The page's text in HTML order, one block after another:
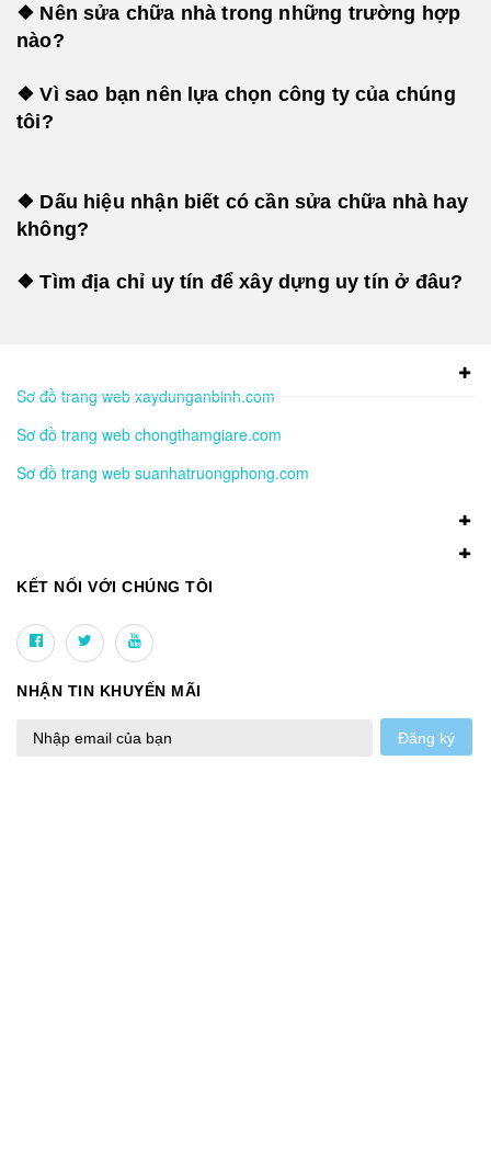
❖ Nên sửa chữa nhà trong những trường hợp
nào?
❖ Vì sao bạn nên lựa chọn công ty của chúng
tôi?
❖ Dấu hiệu nhận biết có cần sửa chữa nhà hay
không?
❖ Tìm địa chỉ uy tín để xây dựng uy tín ở đâu?
Sơ đồ trang web xaydunganbinh.com
Sơ đồ trang web chongthamgiare.com
Sơ đồ trang web suanhatruongphong.com
KẾT NỐI VỚI CHÚNG TÔI
NHẬN TIN KHUYẾN MÃI
Đăng ký